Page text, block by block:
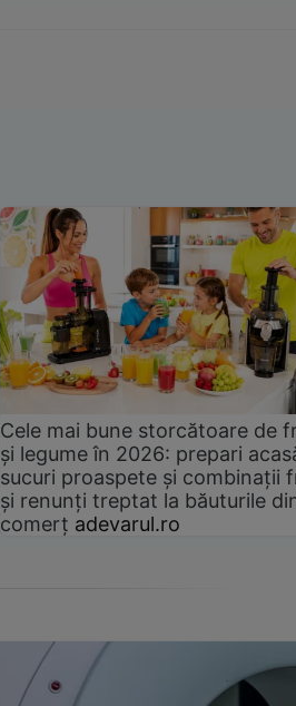
Cele mai bune storcătoare de
și legume în 2026: prepari
sucuri proaspete și combinații
și renunți treptat la băuturile
comerț adevarul.ro